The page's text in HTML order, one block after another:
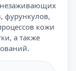
фурункулов,
кожи
а также